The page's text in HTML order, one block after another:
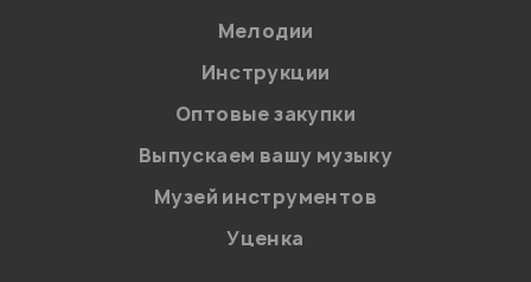
Мелодии
Инструкции
Оптовые закупки
Выпускаем вашу музыку
Музей инструментов
Уценка